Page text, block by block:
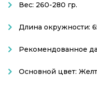
Вес: 260-280 гр.
Длина окружности:
Рекомендованное
Основной цвет: